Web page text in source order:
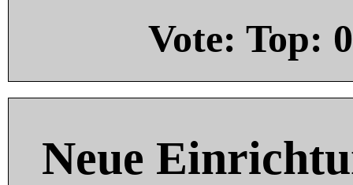
Vote: Top: 0
Neue